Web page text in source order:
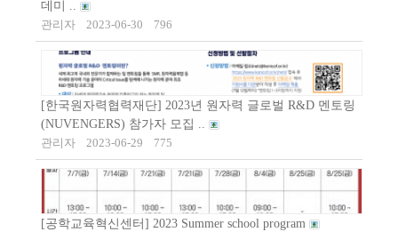
데미 ..
관리자
2023-06-30 796
[한국원자력협력재단] 2023년 원자력 글로벌 R&D 멘토링
(NUVENGERS) 참가자 모집 ..
관리자
2023-06-29 775
[공학교육혁신센터] 2023 Summer school program